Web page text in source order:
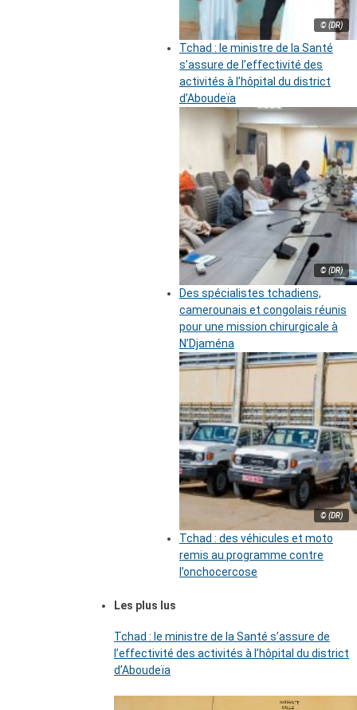
© (DR)
Tchad : le ministre de la Santé
s’assure de l’effectivité des
activités à l’hôpital du district
d’Aboudeïa
© (DR)
Des spécialistes tchadiens,
camerounais et congolais réunis
pour une mission chirurgicale à
N’Djaména
© (DR)
Tchad : des véhicules et moto
remis au programme contre
l’onchocercose
Les plus lus
Tchad : le ministre de la Santé s’assure de
l’effectivité des activités à l’hôpital du district
d’Aboudeïa